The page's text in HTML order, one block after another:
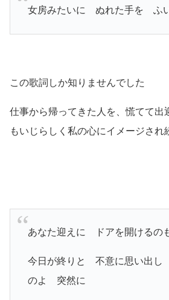
女房みたいに ぬれた手を ふ
この歌詞しか知りませんでした
仕事から帰ってきた人を、慌てて出
もいじらしく私の心にイメージされ
あなた迎えに ドアを開けるの
今日が終りと 不意に思い
のよ 突然に